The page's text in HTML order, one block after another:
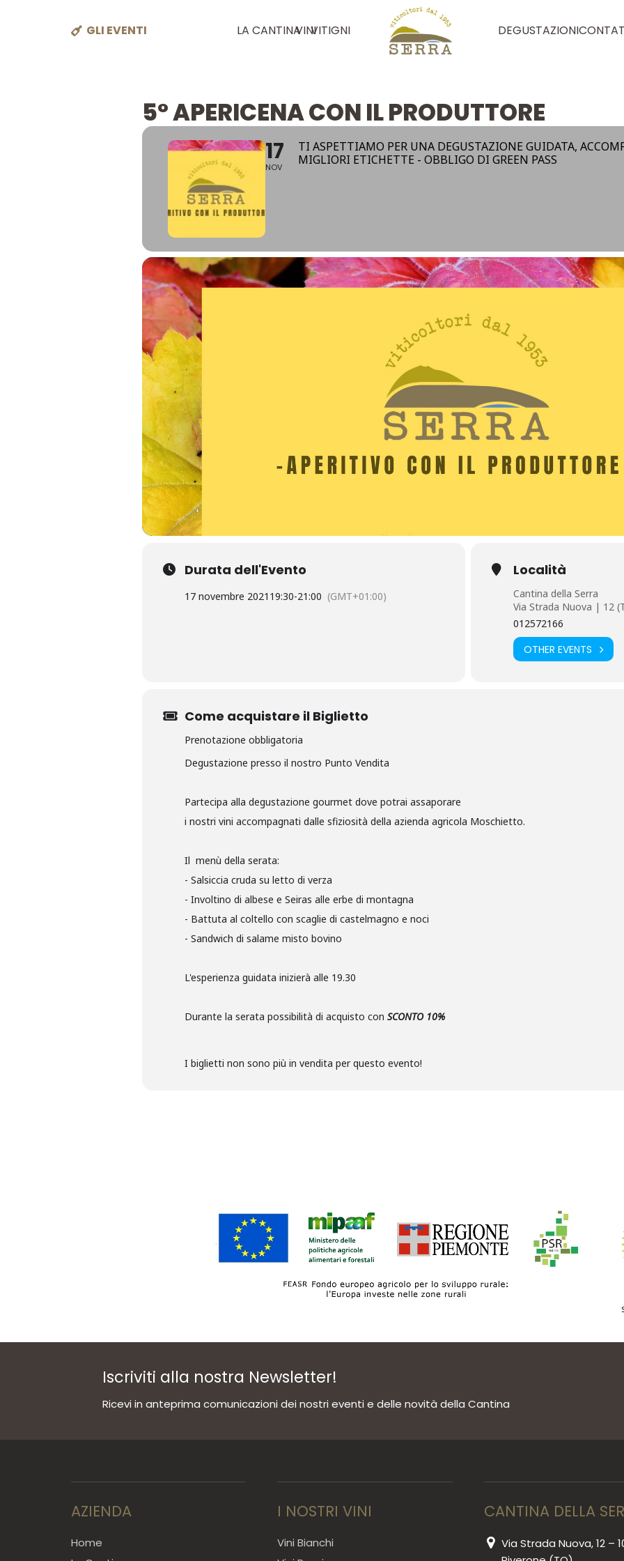
GLI EVENTI LA CANTINAVINIVITIGNI DEGUSTAZIONI
5° APERICENA CON IL PRODUTTORE
17
NOV
TI ASPETTIAMO PER UNA DEGUSTAZIONE GUIDATA,
MIGLIORI ETICHETTE - OBBLIGO DI GREEN PASS
Durata dell'Evento
17 novembre 2021 19:30-21:00 (GMT+01:00)
Località
Cantina della Serra
Via Strada Nuova | 12
012572166
OTHER EVENTS
Come acquistare il Biglietto
Prenotazione obbligatoria
Degustazione presso il nostro Punto Vendita
Partecipa alla degustazione gourmet dove potrai assaporare
i nostri vini accompagnati dalle sfiziosità della azienda agricola Moschietto.
Il menù della serata:
- Salsiccia cruda su letto di verza
- Involtino di albese e Seiras alle erbe di montagna
- Battuta al coltello con scaglie di castelmagno e noci
- Sandwich di salame misto bovino
L'esperienza guidata inizierà alle 19.30
Durante la serata possibilità di acquisto con SCONTO 10%
I biglietti non sono più in vendita per questo evento!
Iscriviti alla nostra Newsletter!
Ricevi in anteprima comunicazioni dei nostri eventi e delle novità della Cantina
AZIENDA
Home
I NOSTRI VINI
Vini Bianchi
CANTINA DELLA
Via Strada Nuova, 12 –